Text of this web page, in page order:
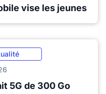
vise les jeunes
5G de 300 Go